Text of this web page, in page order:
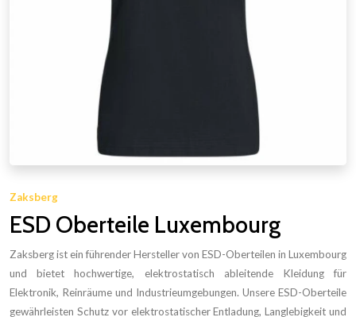
Zaksberg
ESD Oberteile Luxembourg
Zaksberg ist ein führender Hersteller von ESD-Oberteilen in Luxembourg
und bietet hochwertige, elektrostatisch ableitende Kleidung für
Elektronik, Reinräume und Industrieumgebungen. Unsere ESD-Oberteile
gewährleisten Schutz vor elektrostatischer Entladung, Langlebigkeit und